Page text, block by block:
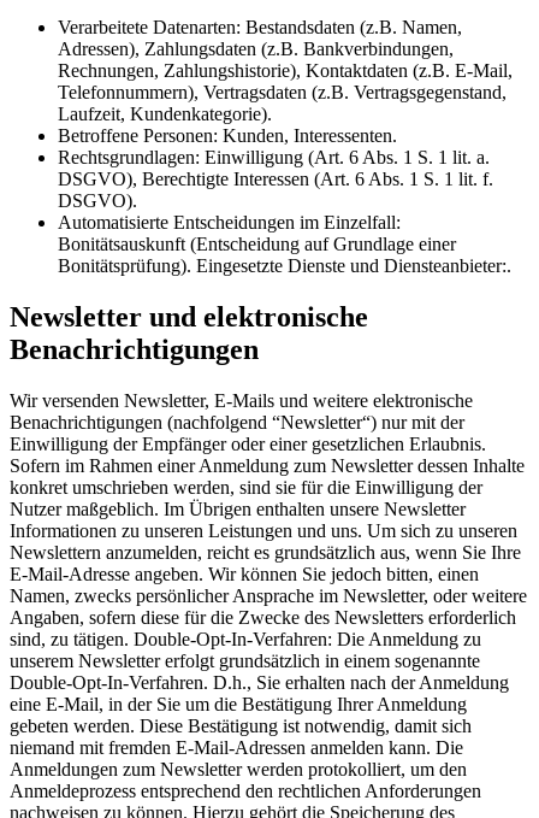
Verarbeitete Datenarten: Bestandsdaten (z.B. Namen,
Adressen), Zahlungsdaten (z.B. Bankverbindungen,
Rechnungen, Zahlungshistorie), Kontaktdaten (z.B. E-Mail,
Telefonnummern), Vertragsdaten (z.B. Vertragsgegenstand,
Laufzeit, Kundenkategorie).
Betroffene Personen: Kunden, Interessenten.
Rechtsgrundlagen: Einwilligung (Art. 6 Abs. 1 S. 1 lit. a.
DSGVO), Berechtigte Interessen (Art. 6 Abs. 1 S. 1 lit. f.
DSGVO).
Automatisierte Entscheidungen im Einzelfall:
Bonitätsauskunft (Entscheidung auf Grundlage einer
Bonitätsprüfung). Eingesetzte Dienste und Diensteanbieter:.
Newsletter und elektronische
Benachrichtigungen
Wir versenden Newsletter, E-Mails und weitere elektronische
Benachrichtigungen (nachfolgend “Newsletter“) nur mit der
Einwilligung der Empfänger oder einer gesetzlichen Erlaubnis.
Sofern im Rahmen einer Anmeldung zum Newsletter dessen Inhalte
konkret umschrieben werden, sind sie für die Einwilligung der
Nutzer maßgeblich. Im Übrigen enthalten unsere Newsletter
Informationen zu unseren Leistungen und uns. Um sich zu unseren
Newslettern anzumelden, reicht es grundsätzlich aus, wenn Sie Ihre
E-Mail-Adresse angeben. Wir können Sie jedoch bitten, einen
Namen, zwecks persönlicher Ansprache im Newsletter, oder weitere
Angaben, sofern diese für die Zwecke des Newsletters erforderlich
sind, zu tätigen. Double-Opt-In-Verfahren: Die Anmeldung zu
unserem Newsletter erfolgt grundsätzlich in einem sogenannte
Double-Opt-In-Verfahren. D.h., Sie erhalten nach der Anmeldung
eine E-Mail, in der Sie um die Bestätigung Ihrer Anmeldung
gebeten werden. Diese Bestätigung ist notwendig, damit sich
niemand mit fremden E-Mail-Adressen anmelden kann. Die
Anmeldungen zum Newsletter werden protokolliert, um den
Anmeldeprozess entsprechend den rechtlichen Anforderungen
nachweisen zu können. Hierzu gehört die Speicherung des